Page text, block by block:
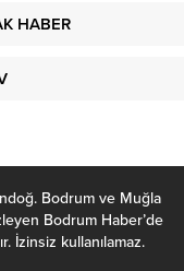
HABER
Bodrum ve Muğla
Bodrum Haber’de
İzinsiz kullanılamaz.